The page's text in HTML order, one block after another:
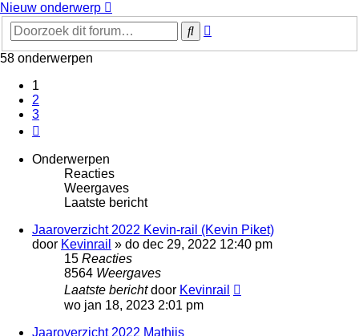
Nieuw onderwerp
Zoek
58 onderwerpen
1
2
3
Onderwerpen
Reacties
Weergaves
Laatste bericht
Jaaroverzicht 2022 Kevin-rail (Kevin Piket)
door Kevinrail » do dec 29, 2022 12:40 pm
15 Reacties
8564 Weergaves
Laatste berichtdoor Kevinrail
wo jan 18, 2023 2:01 pm
Jaaroverzicht 2022 Mathijs